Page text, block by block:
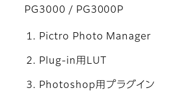
PG3000 / PG3000P
Pictro Photo Manager
Plug-in用LUT
Photoshop用プラグイン